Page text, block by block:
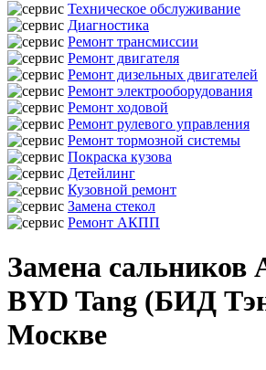
Техническое обслуживание
Диагностика
Ремонт трансмиссии
Ремонт двигателя
Ремонт дизельных двигателей
Ремонт электрооборудования
Ремонт ходовой
Ремонт рулевого управления
Ремонт тормозной системы
Покраска кузова
Детейлинг
Кузовной ремонт
Замена стекол
Ремонт АКПП
Замена
BYD Tang (БИД
Москве